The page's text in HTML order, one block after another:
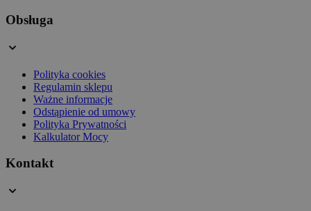
Obsługa
Polityka cookies
Regulamin sklepu
Ważne informacje
Odstąpienie od umowy
Polityka Prywatności
Kalkulator Mocy
Kontakt